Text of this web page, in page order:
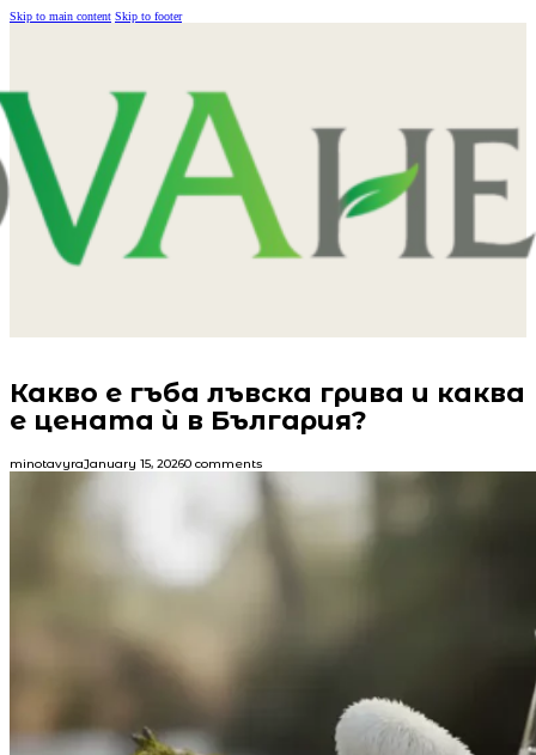
Skip to main content Skip to footer
Какво е гъба лъвска грива и каква
е цената ѝ в България?
minotavyraJanuary 15, 20260 comments